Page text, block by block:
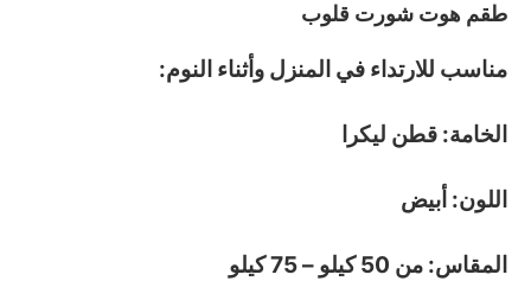
طقم هوت شورت قلوب
مناسب للارتداء في المنزل وأثناء النوم:
الخامة: قطن ليكرا
اللون: أبيض
المقاس: من 50 كيلو – 75 كيلو